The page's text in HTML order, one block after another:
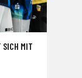
SICH MIT